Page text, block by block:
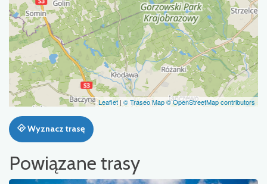
Leaflet | © Traseo Map© OpenStreetMap contributors
Wyznacz trasę
Powiązane trasy